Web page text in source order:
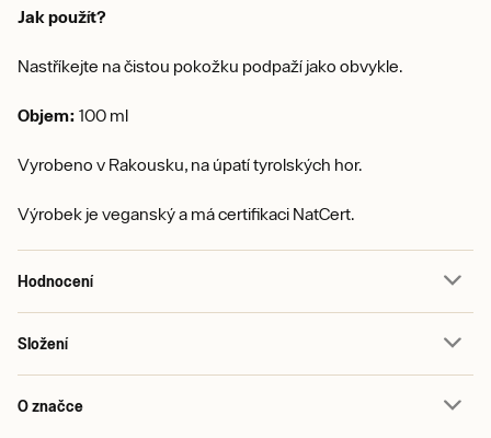
Jak použít?
Nastříkejte na čistou pokožku podpaží jako obvykle.
Objem: 100 ml
Vyrobeno v Rakousku, na úpatí tyrolských hor.
Výrobek je veganský a má certifikaci NatCert.
Hodnocení
Složení
O značce